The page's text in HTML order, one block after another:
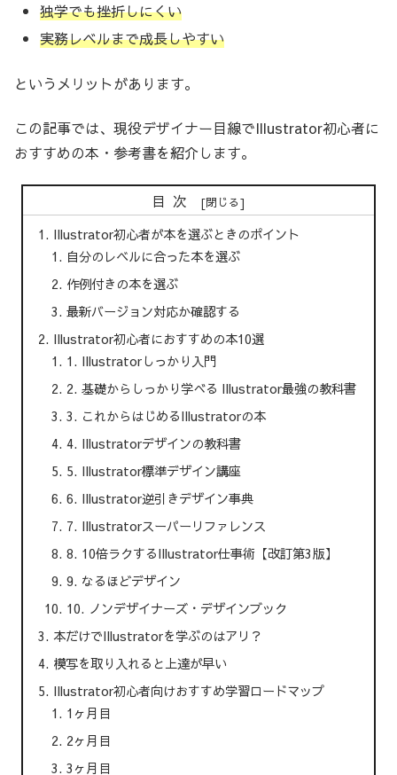
独学でも挫折しにくい
実務レベルまで成長しやすい
というメリットがあります。
この記事では、現役デザイナー目線でIllustrator初心者に
おすすめの本・参考書を紹介します。
目次
Illustrator初心者が本を選ぶときのポイント
自分のレベルに合った本を選ぶ
作例付きの本を選ぶ
最新バージョン対応か確認する
Illustrator初心者におすすめの本10選
1. Illustratorしっかり入門
2. 基礎からしっかり学べる Illustrator最強の教科書
3. これからはじめるIllustratorの本
4. Illustratorデザインの教科書
5. Illustrator標準デザイン講座
6. Illustrator逆引きデザイン事典
7. Illustratorスーパーリファレンス
8. 10倍ラクするIllustrator仕事術【改訂第3版】
9. なるほどデザイン
10. ノンデザイナーズ・デザインブック
本だけでIllustratorを学ぶのはアリ？
模写を取り入れると上達が早い
Illustrator初心者向けおすすめ学習ロードマップ
1ヶ月目
2ヶ月目
3ヶ月目